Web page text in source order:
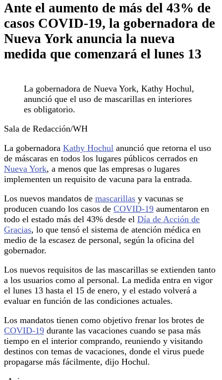
Ante el aumento de más del 43% de
casos COVID-19, la gobernadora de
Nueva York anuncia la nueva
medida que comenzará el lunes 13
La gobernadora de Nueva York, Kathy Hochul,
anunció que el uso de mascarillas en interiores
es obligatorio.
Sala de Redacción/WH
La gobernadora Kathy Hochul anunció que retorna el uso
de máscaras en todos los lugares públicos cerrados en
Nueva York, a menos que las empresas o lugares
implementen un requisito de vacuna para la entrada.
Los nuevos mandatos de mascarillas y vacunas se
producen cuando los casos de COVID-19 aumentaron en
todo el estado más del 43% desde el Día de Acción de
Gracias, lo que tensó el sistema de atención médica en
medio de la escasez de personal, según la oficina del
gobernador.
Los nuevos requisitos de las mascarillas se extienden tanto
a los usuarios como al personal. La medida entra en vigor
el lunes 13 hasta el 15 de enero, y el estado volverá a
evaluar en función de las condiciones actuales.
Los mandatos tienen como objetivo frenar los brotes de
COVID-19 durante las vacaciones cuando se pasa más
tiempo en el interior comprando, reuniendo y visitando
destinos con temas de vacaciones, donde el virus puede
propagarse más fácilmente, dijo Hochul.